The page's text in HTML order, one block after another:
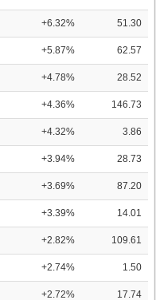
+6.32% 51.30
+5.87% 62.57
+4.78% 28.52
+4.36% 146.73
+4.32% 3.86
+3.94% 28.73
+3.69% 87.20
+3.39% 14.01
+2.82% 109.61
+2.74% 1.50
+2.72% 17.74